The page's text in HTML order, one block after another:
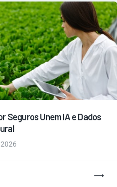
Seguros Unem IA e Dados